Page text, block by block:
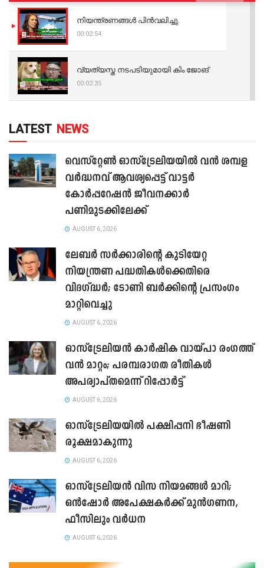
നിയന്ത്രണങ്ങള്‍ പിന്‍വലിച്ചു.
00:02:54
വ്യത്യസ്ത നടപടിയുമായി കിം ജോങ്
00:02:35
LATEST NEWS
വെസ്റ്റേൺ ഓസ്‌ട്രേലിയയിൽ വൻ ശമ്പള
വർദ്ധനവ് ആവശ്യപ്പെട്ട് വാട്ടർ
കോർപ്പറേഷൻ ജീവനക്കാർ
പണിമുടക്കിലേക്ക്
AUGUST 6, 2026
ലേബർ സർക്കാരിന്റെ കുടിയേറ്റ
നിയന്ത്രണ പദ്ധതികൾക്കെതിരെ
വിദഗ്ദ്ധർ; ടോണി ബർക്കിന്റെ പ്രസംഗം
മാറ്റിവെച്ചു
AUGUST 6, 2026
ഓസ്‌ട്രേലിയൻ കാർഷിക വായ്പാ രംഗത്ത്
വൻ മാറ്റം; പരമ്പരാഗത രീതികൾ
അപര്യാപ്തമെന്ന് റിപ്പോർട്ട്
AUGUST 6, 2026
ഓസ്ട്രേലിയയിൽ പക്ഷിപ്പനി ഭീഷണി
രൂക്ഷമാകുന്നു
AUGUST 6, 2026
ഓസ്‌ട്രേലിയൻ വിസ നിയമങ്ങൾ മാറി;
ഒൻഷോർ അപേക്ഷകർക്ക് മുൻഗണന,
ഫീസിലും വർധന
AUGUST 6, 2026